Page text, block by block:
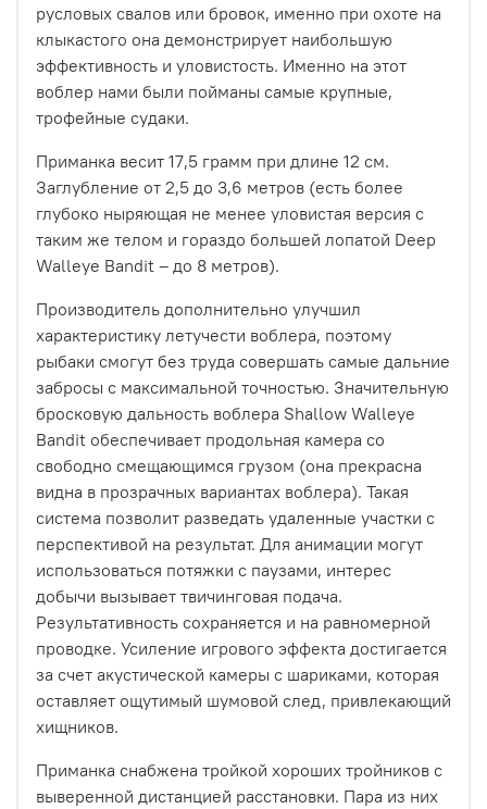
русловых свалов или бровок, именно при охоте на
клыкастого она демонстрирует наибольшую
эффективность и уловистость. Именно на этот
воблер нами были пойманы самые крупные,
трофейные судаки.
Приманка весит 17,5 грамм при длине 12 см.
Заглубление от 2,5 до 3,6 метров (есть более
глубоко ныряющая не менее уловистая версия с
таким же телом и гораздо большей лопатой Deep
Walleye Bandit – до 8 метров).
Производитель дополнительно улучшил
характеристику летучести воблера, поэтому
рыбаки смогут без труда совершать самые дальние
забросы с максимальной точностью. Значительную
бросковую дальность воблера Shallow Walleye
Bandit обеспечивает продольная камера со
свободно смещающимся грузом (она прекрасна
видна в прозрачных вариантах воблера). Такая
система позволит разведать удаленные участки с
перспективой на результат. Для анимации могут
использоваться потяжки с паузами, интерес
добычи вызывает твичинговая подача.
Результативность сохраняется и на равномерной
проводке. Усиление игрового эффекта достигается
за счет акустической камеры с шариками, которая
оставляет ощутимый шумовой след, привлекающий
хищников.
Приманка снабжена тройкой хороших тройников с
выверенной дистанцией расстановки. Пара из них